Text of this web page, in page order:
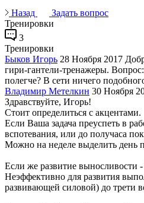
Назад
Задать вопрос
Тренировки
3
Тренировки
Быков Игорь 28 Ноября 2017
гири-гантели-тренажеры.
полегче? В сети ничего
Владимир Метелкин 30 Ноября
Здравствуйте, Игорь!
Стоит определиться с акцентами.
Если Ваша задача преуспеть в
вспотевания, или до получаса
Можно на неделе выделить день
Если же развитие выносливости -
Неэффективно для развития
развивающей силовой) до трети